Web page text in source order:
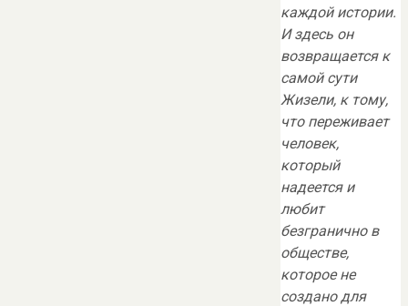
каждой истории.
И здесь он
возвращается к
самой сути
Жизели, к тому,
что переживает
человек,
который
надеется и
любит
безгранично в
обществе,
которое не
создано для